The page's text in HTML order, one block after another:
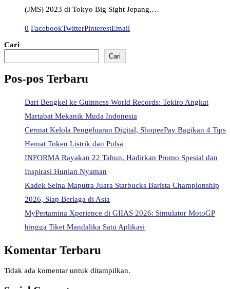
(JMS) 2023 di Tokyo Big Sight Jepang,…
0 FacebookTwitterPinterestEmail
Cari
Cari
Pos-pos Terbaru
Dari Bengkel ke Guinness World Records: Tekiro Angkat
Martabat Mekanik Muda Indonesia
Cermat Kelola Pengeluaran Digital, ShopeePay Bagikan 4 Tips
Hemat Token Listrik dan Pulsa
INFORMA Rayakan 22 Tahun, Hadirkan Promo Spesial dan
Inspirasi Hunian Nyaman
Kadek Seina Maputra Juara Starbucks Barista Championship
2026, Siap Berlaga di Asia
MyPertamina Xperience di GIIAS 2026: Simulator MotoGP
hingga Tiket Mandalika Satu Aplikasi
Komentar Terbaru
Tidak ada komentar untuk ditampilkan.